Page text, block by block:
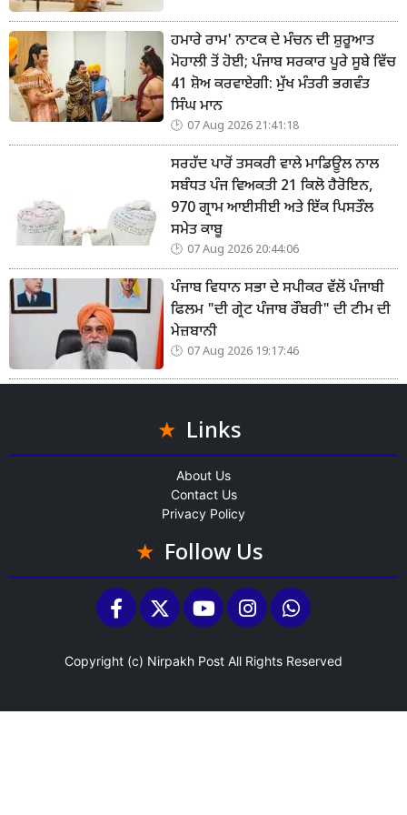
ਹਮਾਰੇ ਰਾਮ' ਨਾਟਕ ਦੇ ਮੰਚਨ ਦੀ ਸ਼ੁਰੂਆਤ
ਮੋਹਾਲੀ ਤੋਂ ਹੋਈ; ਪੰਜਾਬ ਸਰਕਾਰ ਪੂਰੇ ਸੂਬੇ ਵਿੱਚ
41 ਸ਼ੋਅ ਕਰਵਾਏਗੀ: ਮੁੱਖ ਮੰਤਰੀ ਭਗਵੰਤ
ਸਿੰਘ ਮਾਨ
07 Aug 2026 21:41:18
ਸਰਹੱਦ ਪਾਰੋਂ ਤਸਕਰੀ ਵਾਲੇ ਮਾਡਿਊਲ ਨਾਲ
ਸਬੰਧਤ ਪੰਜ ਵਿਅਕਤੀ 21 ਕਿਲੋ ਹੈਰੋਇਨ,
970 ਗ੍ਰਾਮ ਆਈਸੀਈ ਅਤੇ ਇੱਕ ਪਿਸਤੌਲ
ਸਮੇਤ ਕਾਬੂ
07 Aug 2026 20:44:06
ਪੰਜਾਬ ਵਿਧਾਨ ਸਭਾ ਦੇ ਸਪੀਕਰ ਵੱਲੋਂ ਪੰਜਾਬੀ
ਫਿਲਮ "ਦੀ ਗ੍ਰੇਟ ਪੰਜਾਬ ਰੌਬਰੀ" ਦੀ ਟੀਮ ਦੀ
ਮੇਜ਼ਬਾਨੀ
07 Aug 2026 19:17:46
Links
About Us
Contact Us
Privacy Policy
Follow Us
Copyright (c) Nirpakh Post All Rights Reserved